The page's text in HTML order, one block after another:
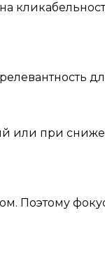
или при
Поэтому